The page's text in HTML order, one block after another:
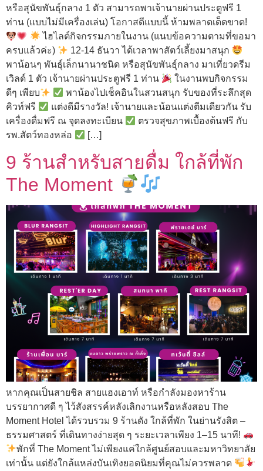
หรือสุนัขพันธุ์กลาง 1 ตัว สามารถพาเจ้านายผ่านประตูฟรี 1
ท่าน (แบบไม่มีเครื่องเล่น) โอกาสดีแบบนี้ ห้ามพลาดเด็ดขาด!
ไฮไลต์กิจกรรมภายในงาน (แนบข้อความตามที่ขอมา
ครบแล้วค่ะ)
12-14 ธันวา ได้เวลาพาสัตว์เลี้ยงมาสนุก
พาน้อนๆ พันธุ์เล็กนานาชนิด หรือสุนัขพันธุ์กลาง มาเที่ยวดรีม
เวิลด์ 1 ตัว เจ้านายผ่านประตูฟรี 1 ท่าน
ในงานพบกิจกรรม
ดีๆ เพียบ
พาน้องไปเช็คอินในสวนสนุก รับของที่ระลึกสุด
คิวท์ฟรี
แต่งดีมีรางวัล! เจ้านายและน้อนแต่งตีมเดียวกัน รับ
เครื่องดื่มฟรี ณ จุดลงทะเบียน
ตรวจสุขภาพเบื้องต้นฟรี กับ
รพ.สัตว์ทองหล่อ
[…]
9 ร้านสำหรับสายดื่ม ใกล้ที่พัก
The Moment
หากคุณเป็นสายชิล สายแฮงเอาท์ หรือกำลังมองหาร้าน
บรรยากาศดี ๆ ไว้สังสรรค์หลังเลิกงานหรือหลังสอบ The
Moment Hotel ได้รวบรวม 9 ร้านดัง ใกล้ที่พัก ในย่านรังสิต –
ธรรมศาสตร์ ที่เดินทางง่ายสุด ๆ ระยะเวลาเพียง 1–15 นาที!
พักที่ The Moment ไม่เพียงแค่ใกล้ศูนย์สอบและมหาวิทยาลัย
เท่านั้น แต่ยังใกล้แหล่งบันเทิงยอดนิยมที่คุณไม่ควรพลาด